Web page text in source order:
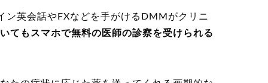
ン英会話やFXなどを手がけるDMMがクリニ
てもスマホで無料の医師の診察を受けられる